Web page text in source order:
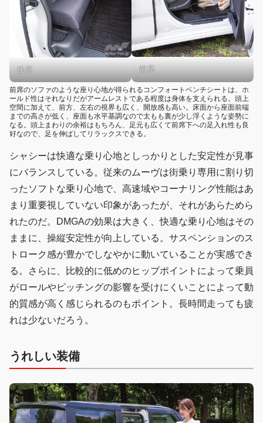
後席 前席
前席のソファのような座り心地が得られるコンフォートベンチシートは、ホ
ールド性はそれなりだがアームレストである程度は身体を支えられる。頭上
空間に加えて、前方、左右の視界も広く、開放感も高い。床面から座面前端
までの高さが低く、座面も水平基調なので太もも裏が少し浮くような姿勢に
なる。頭上まわりの余裕はもちろん、足元も広くて前席下への足入れ性も良
好なので、足を伸ばしてリラックスできる。
シャシーは快適な乗り心地としっかりとした安定性が見事
にバランスしている。従来のムーヴは街乗り専用に割り切
ったソフトな乗り心地で、高速域やコーナリング性能はあ
まり重要視していない印象があったが、それがあらためら
れたのだ。DMGAの効果は大きく、快適な乗り心地はその
ままに、操縦安定性が向上している。サスペンションのス
トローク感が豊かでしなやかに動いていることが実感でき
る。さらに、比較的に低めのヒップポイントによって乗員
がロールやピッチングの影響を受けにくいことによって動
的質感が高く感じられるのもポイント。長時間走っても疲
れは少ないだろう。
うれしい装備